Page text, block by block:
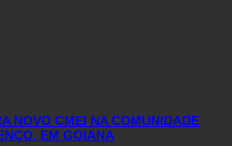
NOVO CMEI NA COMUNIDADE
EM GOIANA